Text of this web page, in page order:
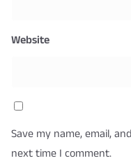
Website
Save my name, email,
next time I comment.